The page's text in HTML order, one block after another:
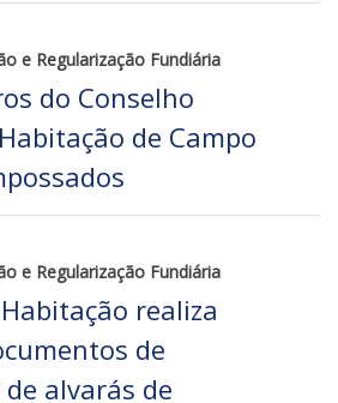
e Regularização Fundiária
do Conselho
de Campo
e Regularização Fundiária
realiza
de
alvarás de